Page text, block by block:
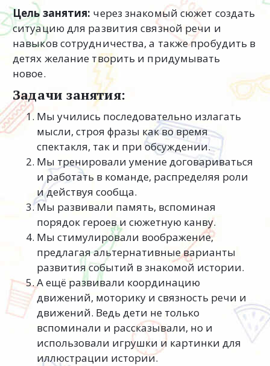
Цель занятия: через знакомый сюжет создать
ситуацию для развития связной речи и
навыков сотрудничества, а также пробудить в
детях желание творить и придумывать
новое.
Задачи занятия:
Мы учились последовательно излагать
мысли, строя фразы как во время
спектакля, так и при обсуждении.
Мы тренировали умение договариваться
и работать в команде, распределяя роли
и действуя сообща.
Мы развивали память, вспоминая
порядок героев и сюжетную канву.
Мы стимулировали воображение,
предлагая альтернативные варианты
развития событий в знакомой истории.
А ещё развивали координацию
движений, моторику и связность речи и
движений. Ведь дети не только
вспоминали и рассказывали, но и
использовали игрушки и картинки для
иллюстрации истории.